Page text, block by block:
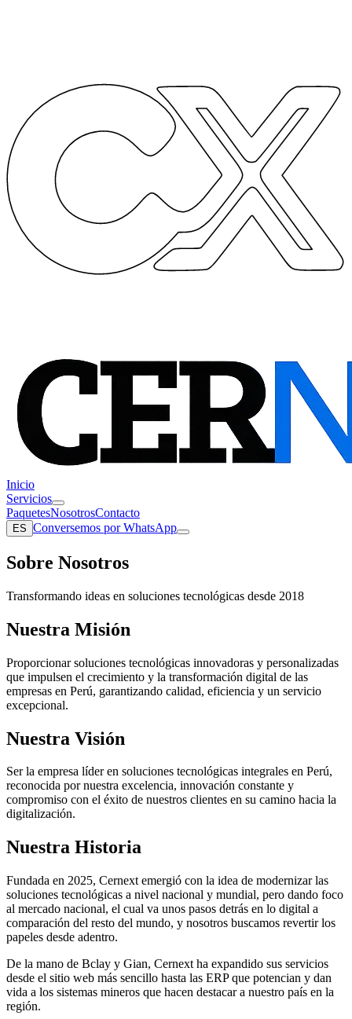
Inicio
Servicios
PaquetesNosotrosContacto
ES Conversemos por WhatsApp
Sobre Nosotros
Transformando ideas en soluciones tecnológicas desde 2018
Nuestra Misión
Proporcionar soluciones tecnológicas innovadoras y personalizadas
que impulsen el crecimiento y la transformación digital de las
empresas en Perú, garantizando calidad, eficiencia y un servicio
excepcional.
Nuestra Visión
Ser la empresa líder en soluciones tecnológicas integrales en Perú,
reconocida por nuestra excelencia, innovación constante y
compromiso con el éxito de nuestros clientes en su camino hacia la
digitalización.
Nuestra Historia
Fundada en 2025, Cernext emergió con la idea de modernizar las
soluciones tecnológicas a nivel nacional y mundial, pero dando foco
al mercado nacional, el cual va unos pasos detrás en lo digital a
comparación del resto del mundo, y nosotros buscamos revertir los
papeles desde adentro.
De la mano de Bclay y Gian, Cernext ha expandido sus servicios
desde el sitio web más sencillo hasta las ERP que potencian y dan
vida a los sistemas mineros que hacen destacar a nuestro país en la
región.